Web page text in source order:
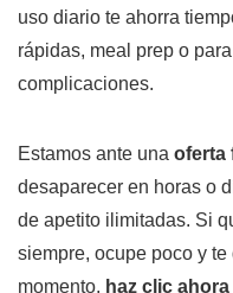
uso diario te ahorra
rápidas, meal prep o
complicaciones.
Estamos ante una oferta
desaparecer en horas o
de apetito ilimitadas. Si
siempre, ocupe poco y
momento, haz clic ahora